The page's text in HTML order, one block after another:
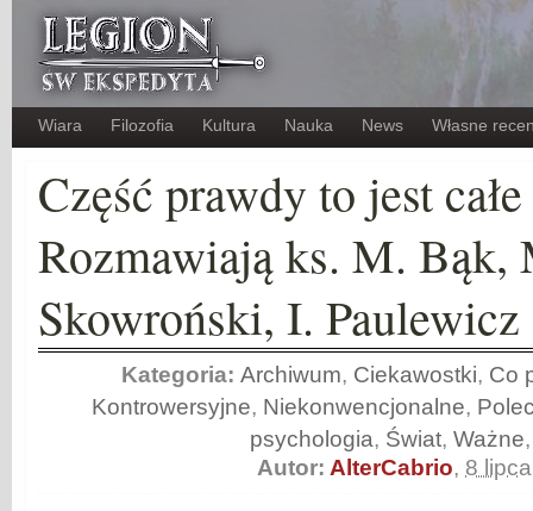
Wiara Filozofia Kultura Nauka News Własne
Część prawdy to jest
Rozmawiają ks. M. Bąk,
Skowroński, I. Paulewicz
Kategoria:Archiwum, Ciekawostki, Co
Kontrowersyjne, Niekonwencjonalne,
psychologia, Świat,Ważne
Autor: AlterCabrio, 8